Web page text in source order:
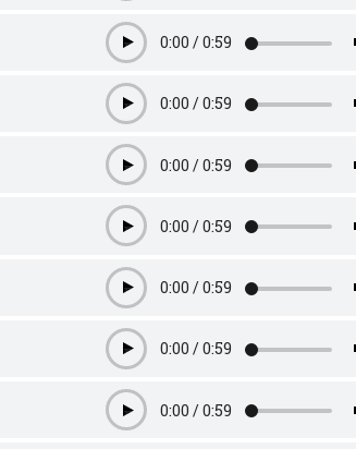
Play0:00 /0:59
Play0:00 /0:59
Play0:00 /0:59
Play0:00 /0:59
Play0:00 /0:59
Play0:00 /0:59
Play0:00 /0:59